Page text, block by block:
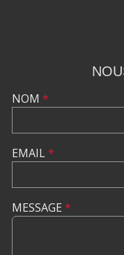
NOM *
EMAIL*
MESSAGE *